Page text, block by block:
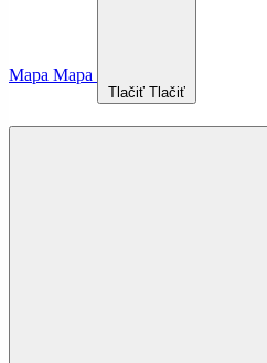
Mapa Mapa
Tlačiť Tlačiť